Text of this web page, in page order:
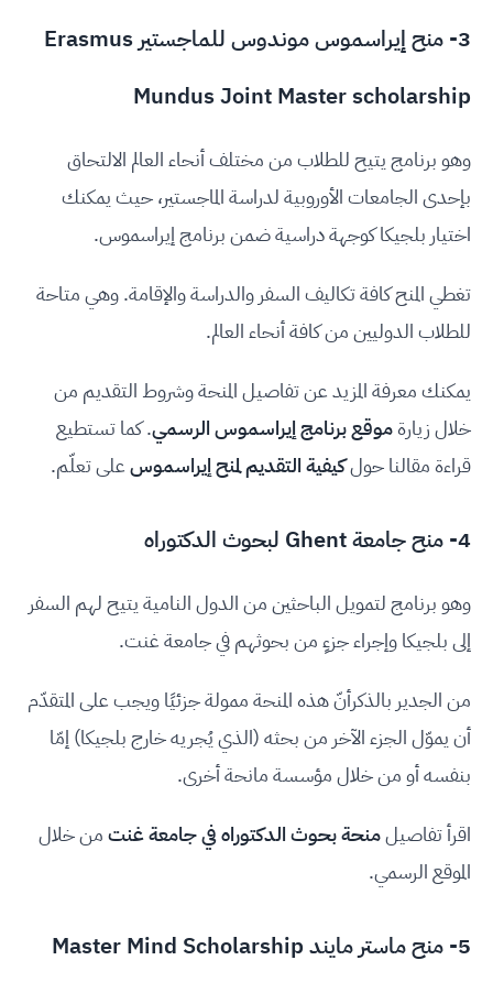
3- منح إيراسموس موندوس للماجستير Erasmus
Mundus Joint Master scholarship
وهو برنامج يتيح للطلاب من مختلف أنحاء العالم الالتحاق
بإحدى الجامعات الأوروبية لدراسة الماجستير، حيث يمكنك
اختيار بلجيكا كوجهة دراسية ضمن برنامج إيراسموس.
تغطي المنح كافة تكاليف السفر والدراسة والإقامة. وهي متاحة
للطلاب الدوليين من كافة أنحاء العالم.
يمكنك معرفة المزيد عن تفاصيل المنحة وشروط التقديم من
خلال زيارةموقع برنامج إيراسموس الرسمي. كما تستطيع
قراءة مقالنا حولكيفية التقديم لمنح إيراسموسعلى تعلّم.
4- منح جامعة Ghent لبحوث الدكتوراه
وهو برنامج لتمويل الباحثين من الدول النامية يتيح لهم السفر
إلى بلجيكا وإجراء جزءٍ من بحوثهم في جامعة غنت.
من الجدير بالذكرأنّ هذه المنحة ممولة جزئيًا ويجب على المتقدّم
أن يموّل الجزء الآخر من بحثه (الذي يُجريه خارج بلجيكا) إمّا
بنفسه أو من خلال مؤسسة مانحة أخرى.
اقرأ تفاصيلمنحة بحوث الدكتوراه في جامعة غنتمن خلال
الموقع الرسمي.
5- منح ماستر مايند Master Mind Scholarship